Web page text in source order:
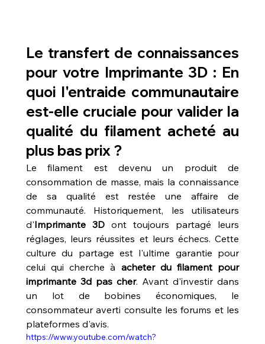
Le transfert de connaissances
pour votre Imprimante 3D : En
quoi l'entraide communautaire
est-elle cruciale pour valider la
qualité du filament acheté au
plus bas prix ?
Le filament est devenu un produit de
consommation de masse, mais la connaissance
de sa qualité est restée une affaire de
communauté. Historiquement, les utilisateurs
d'Imprimante 3D ont toujours partagé leurs
réglages, leurs réussites et leurs échecs. Cette
culture du partage est l'ultime garantie pour
celui qui cherche à acheter du filament pour
imprimante 3d pas cher. Avant d'investir dans
un lot de bobines économiques, le
consommateur averti consulte les forums et les
plateformes d'avis.
https://www.youtube.com/watch?